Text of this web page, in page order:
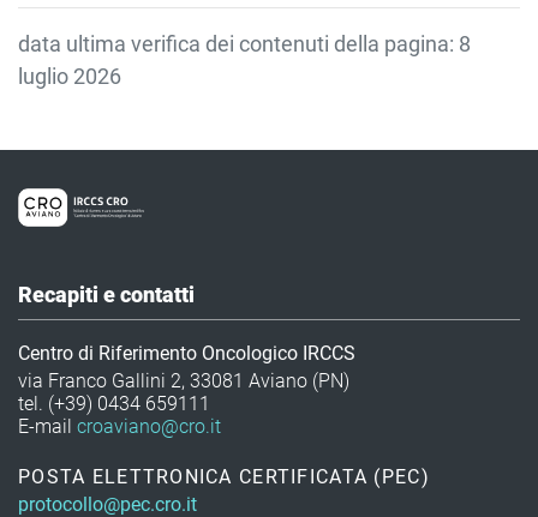
data ultima verifica dei contenuti della pagina: 8
luglio 2026
Recapiti e contatti
Centro di Riferimento Oncologico IRCCS
via Franco Gallini 2, 33081 Aviano (PN)
tel. (+39) 0434 659111
E-mail croaviano@cro.it
POSTA ELETTRONICA CERTIFICATA (PEC)
protocollo@pec.cro.it